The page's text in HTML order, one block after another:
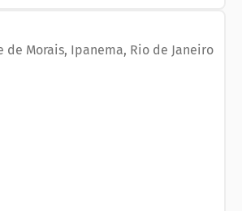
na convenção do condomínio.
6760
de Morais, Ipanema, Rio de Janeiro